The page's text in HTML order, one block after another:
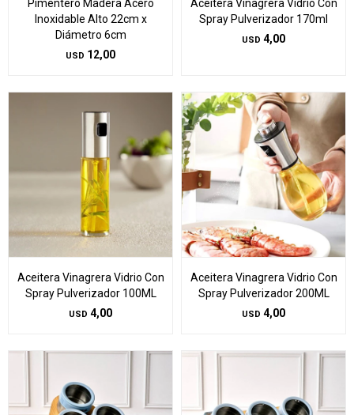
Pimentero Madera Acero
Inoxidable Alto 22cm x
Diámetro 6cm
USD 12,00
Aceitera Vinagrera Vidrio Con
Spray Pulverizador 170ml
USD 4,00
Aceitera Vinagrera Vidrio Con
Spray Pulverizador 100ML
USD 4,00
Aceitera Vinagrera Vidrio Con
Spray Pulverizador 200ML
USD 4,00